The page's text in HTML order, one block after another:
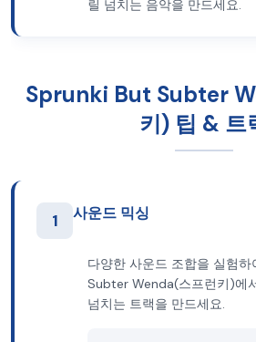
릴 넘치는 음악을 만드세요.
Sprunki But Subter
키) 팁 & 트
1 사운드 믹싱
다양한 사운드 조합을 실험
Subter Wenda(스프런키)에
넘치는 트랙을 만드세요.